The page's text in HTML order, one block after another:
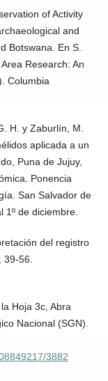
of Activity
and
Botswana. En S.
Research: An
Columbia
H. y Zaburlín, M.
aplicada a un
Puna de Jujuy,
Ponencia
San Salvador de
1º de diciembre.
del registro
39-56.
Hoja 3c, Abra
Nacional (SGN).
3882